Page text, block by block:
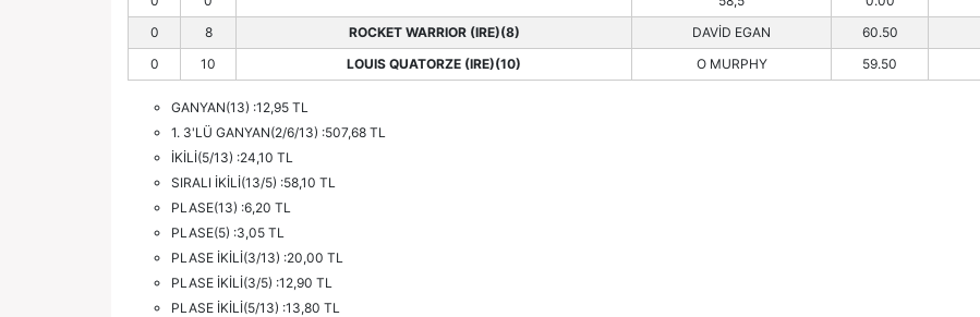
0
8 ROCKET WARRIOR (IRE)(8) DAVİD EGAN 60.50
0
10 LOUIS QUATORZE (IRE)(10) O MURPHY 59.50
GANYAN(13) :12,95 TL
1. 3'LÜ GANYAN(2/6/13) :507,68 TL
İKİLİ(5/13) :24,10 TL
SIRALI İKİLİ(13/5) :58,10 TL
PLASE(13) :6,20 TL
PLASE(5) :3,05 TL
PLASE İKİLİ(3/13) :20,00 TL
PLASE İKİLİ(3/5) :12,90 TL
PLASE İKİLİ(5/13) :13,80 TL